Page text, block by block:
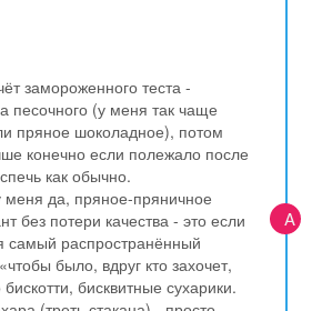
миксером до полного
должны быть комнатной
так же в сотейник
и сироп глюкозы.
нагрев и варить, постоянно
белки в стабильную пену,
замороженного теста -
песочного (у меня так чаще
пряное шоколадное), потом
конечно если полежало после
как обычно.
меня да, пряное-пряничное
без потери качества - это если
самый распространённый
было, вдруг кто захочет,
бисквитные сухарики.
A